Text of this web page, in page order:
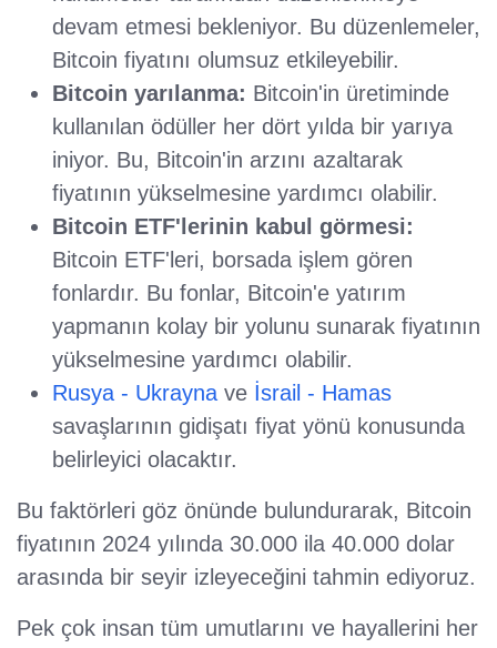
devam etmesi bekleniyor. Bu düzenlemeler,
Bitcoin fiyatını olumsuz etkileyebilir.
Bitcoin yarılanma: Bitcoin'in üretiminde
kullanılan ödüller her dört yılda bir yarıya
iniyor. Bu, Bitcoin'in arzını azaltarak
fiyatının yükselmesine yardımcı olabilir.
Bitcoin ETF'lerinin kabul görmesi:
Bitcoin ETF'leri, borsada işlem gören
fonlardır. Bu fonlar, Bitcoin'e yatırım
yapmanın kolay bir yolunu sunarak fiyatının
yükselmesine yardımcı olabilir.
Rusya - Ukraynave İsrail - Hamas
savaşlarının gidişatı fiyat yönü konusunda
belirleyici olacaktır.
Bu faktörleri göz önünde bulundurarak, Bitcoin
fiyatının 2024 yılında 30.000 ila 40.000 dolar
arasında bir seyir izleyeceğini tahmin ediyoruz.
Pek çok insan tüm umutlarını ve hayallerini her